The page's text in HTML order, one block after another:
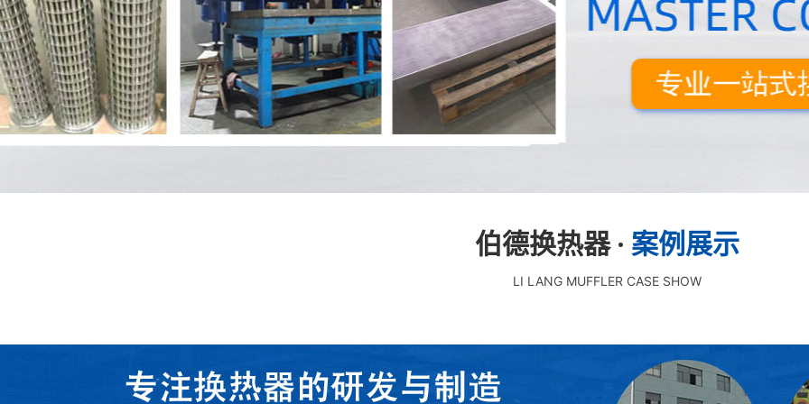
伯德换热器 · 案例展示
LI LANG MUFFLER CASE SHOW